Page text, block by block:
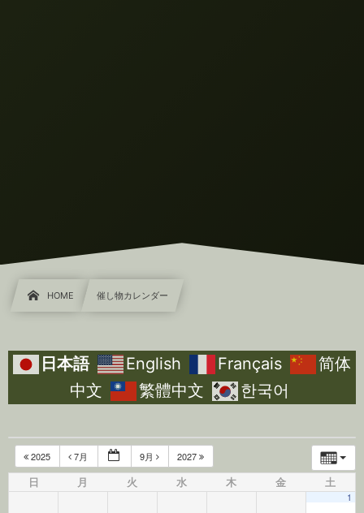
HOME 催し物カレンダー
日本語 English Français
简体
中文
繁體中文 한국어
2025 7月 9月 2027
日 月 火 水 木 金 土
1